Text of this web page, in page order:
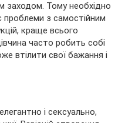
Для нарядних
укладок
Для
декоративного
вечірні зачіски
заходом. Тому необхідно
з самостійним
краще всього
часто робить собі
втілити свої бажання і
і сексуально,